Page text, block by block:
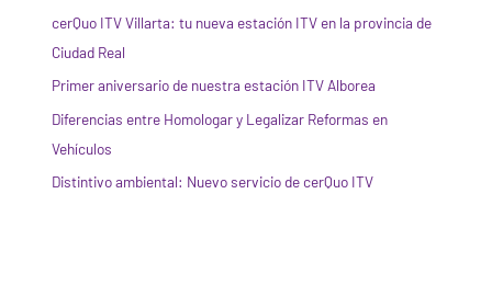
cerQuo ITV Villarta: tu nueva estación ITV en la provincia de
Ciudad Real
Primer aniversario de nuestra estación ITV Alborea
Diferencias entre Homologar y Legalizar Reformas en
Vehículos
Distintivo ambiental: Nuevo servicio de cerQuo ITV